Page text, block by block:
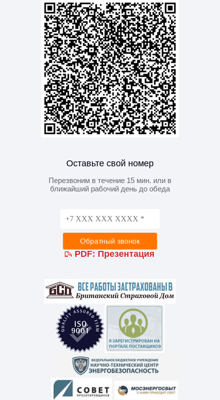
Оставьте свой номер
Перезвоним в течение 15 мин. или в
ближайший рабочий день до обеда
PDF: Презентация